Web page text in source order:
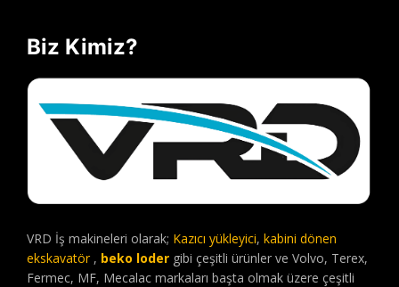
Biz Kimiz?
VRD İş makineleri olarak; Kazıcı yükleyici, kabini dönen
ekskavatör, beko loder gibi çeşitli ürünler ve Volvo, Terex,
Fermec, MF, Mecalac markaları başta olmak üzere çeşitli